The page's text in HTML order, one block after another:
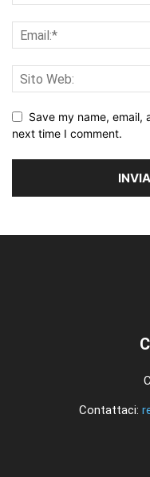
Save my name,
next time I comment.
Contattaci: